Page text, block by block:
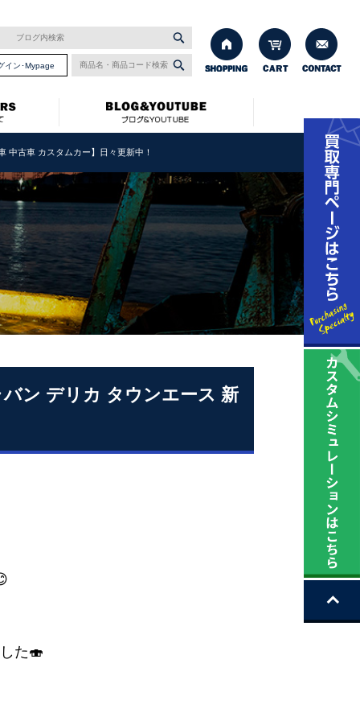
イン･Mypage
中古車 カスタムカー】日々更新中！
ン デリカ タウンエース 新
た🍣